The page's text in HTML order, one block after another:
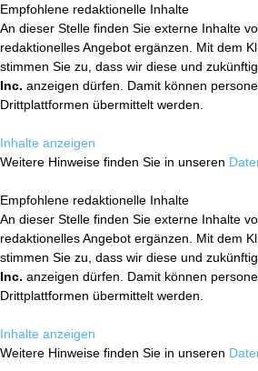
Empfohlene redaktionelle Inhalte
An dieser Stelle finden Sie externe Inhalte
redaktionelles Angebot ergänzen. Mit dem
stimmen Sie zu, dass wir diese und
Inc. anzeigen dürfen. Damit können
Drittplattformen übermittelt werden.
Inhalte anzeigen
Weitere Hinweise finden Sie in unseren
Empfohlene redaktionelle Inhalte
An dieser Stelle finden Sie externe Inhalte
redaktionelles Angebot ergänzen. Mit dem
stimmen Sie zu, dass wir diese und
Inc. anzeigen dürfen. Damit können
Drittplattformen übermittelt werden.
Inhalte anzeigen
Weitere Hinweise finden Sie in unseren